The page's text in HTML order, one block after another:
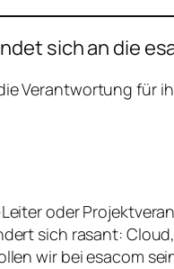
sich an die
Verantwortung für
oder
sich rasant:
wir bei esacom